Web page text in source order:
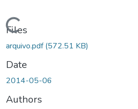
Loading...
Files
arquivo.pdf(572.51 KB)
Date
2014-05-06
Authors